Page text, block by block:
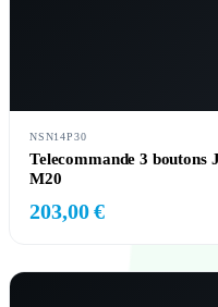
NSN14P30
Telecommande 3
M20
203,00 €